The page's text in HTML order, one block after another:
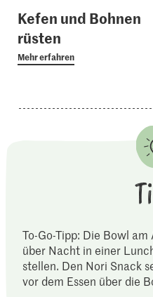
Kefen und Bohnen
rüsten
Mehr erfahren
To-Go-Tipp: Die Bowl
über Nacht in einer
stellen. Den Nori Snack
vor dem Essen über die